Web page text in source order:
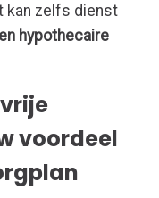
kan zelfs dienst
hypothecaire
voordeel